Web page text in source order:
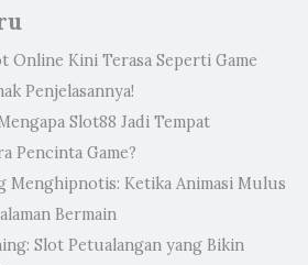
Online Kini Terasa Seperti Game
Penjelasannya!
Slot88 Jadi Tempat
Pencinta Game?
Menghipnotis: Ketika Animasi Mulus
Bermain
Slot Petualangan yang Bikin